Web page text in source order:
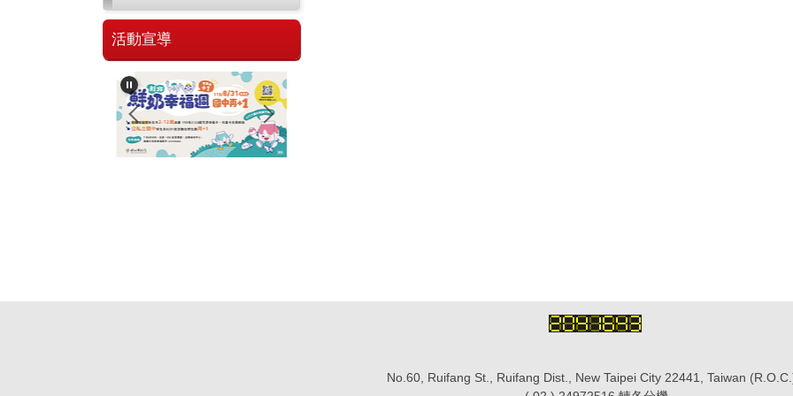
活動宣導
No.60, Ruifang St., Ruifang Dist., New Taipei City 22441, Taiwan